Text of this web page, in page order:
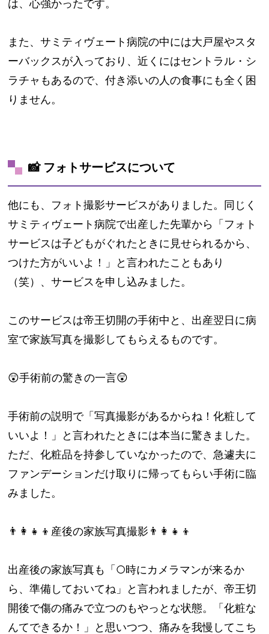
は、心強かったです。
また、サミティヴェート病院の中には大戸屋やスタ
ーバックスが入っており、近くにはセントラル・シ
ラチャもあるので、付き添いの人の食事にも全く困
りません。
📸 フォトサービスについて
他にも、フォト撮影サービスがありました。同じく
サミティヴェート病院で出産した先輩から「フォト
サービスは子どもがぐれたときに見せられるから、
つけた方がいいよ！」と言われたこともあり
（笑）、サービスを申し込みました。
このサービスは帝王切開の手術中と、出産翌日に病
室で家族写真を撮影してもらえるものです。
😲手術前の驚きの一言😲
手術前の説明で「写真撮影があるからね！化粧して
いいよ！」と言われたときには本当に驚きました。
ただ、化粧品を持参していなかったので、急遽夫に
ファンデーションだけ取りに帰ってもらい手術に臨
みました。
👨‍👩‍👧‍👦産後の家族写真撮影👨‍👩‍👧‍👦
出産後の家族写真も「○時にカメラマンが来るか
ら、準備しておいてね」と言われましたが、帝王切
開後で傷の痛みで立つのもやっとな状態。「化粧な
んてできるか！」と思いつつ、痛みを我慢してこち